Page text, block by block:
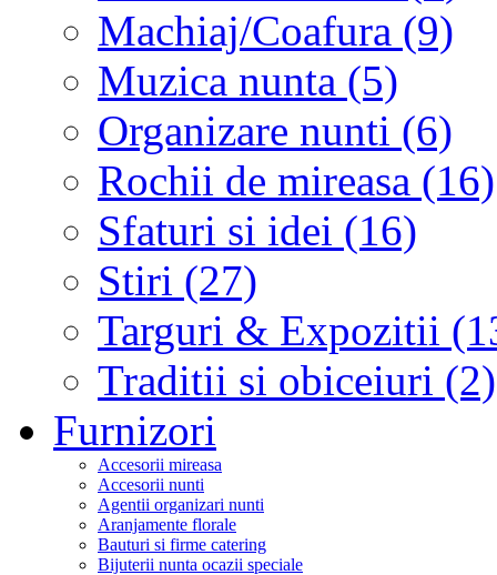
Machiaj/Coafura (9)
Muzica nunta (5)
Organizare nunti (6)
Rochii de mireasa (16)
Sfaturi si idei (16)
Stiri (27)
Targuri & Expozitii
Traditii si obiceiuri (2)
Furnizori
Accesorii mireasa
Accesorii nunti
Agentii organizari nunti
Aranjamente florale
Bauturi si firme catering
Bijuterii nunta ocazii speciale